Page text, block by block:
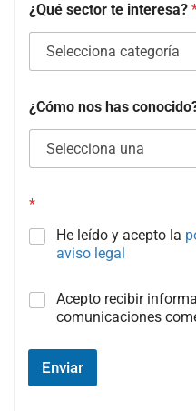
¿Qué sector te interesa?
¿Cómo nos has
*
He leído y acepto la
aviso legal
C
p
#
Acepto recibir
comunicaciones
Enviar